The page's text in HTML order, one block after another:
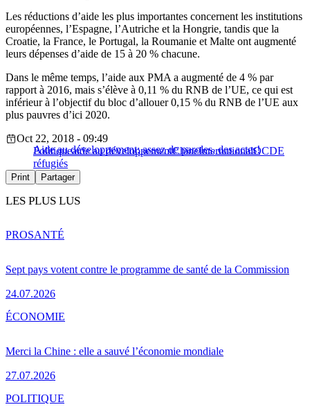
Les réductions d’aide les plus importantes concernent les institutions
européennes, l’Espagne, l’Autriche et la Hongrie, tandis que la
Croatie, la France, le Portugal, la Roumanie et Malte ont augmenté
leurs dépenses d’aide de 15 à 20 % chacune.
Dans le même temps, l’aide aux PMA a augmenté de 4 % par
rapport à 2016, mais s’élève à 0,11 % du RNB de l’UE, ce qui est
inférieur à l’objectif du bloc d’allouer 0,15 % du RNB de l’UE aux
plus pauvres d’ici 2020.
Aide au développement: assez de paroles, des actes!
Oct 22, 2018 - 09:49
Politiqueaide au développementChineInternationalOCDE
réfugiés
Print Partager
LES PLUS LUS
Sept pays votent contre le programme de santé de la Commission
24.07.2026
PROSANTÉ
Merci la Chine : elle a sauvé l’économie mondiale
27.07.2026
ÉCONOMIE
POLITIQUE